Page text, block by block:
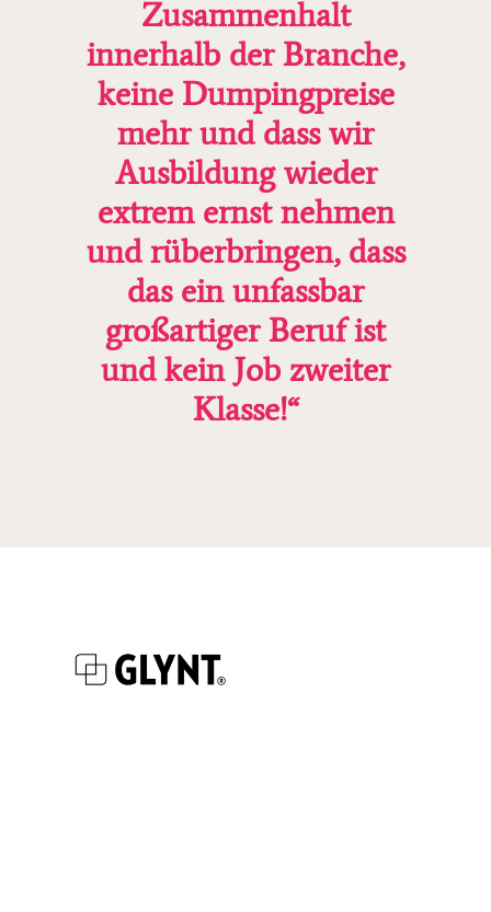
Zusammenhalt
innerhalb der Branche,
keine Dumpingpreise
mehr und dass wir
Ausbildung wieder
extrem ernst nehmen
und rüberbringen, dass
das ein unfassbar
großartiger Beruf ist
und kein Job zweiter
Klasse!“